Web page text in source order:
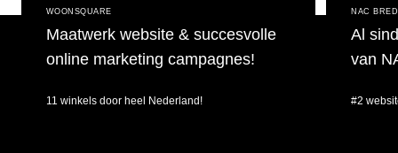
WOONSQUARE
Maatwerk website & succesvolle
online marketing campagnes!
11 winkels door heel Nederland!
NAC
Al
van
#2